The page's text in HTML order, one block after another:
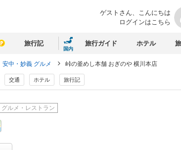
ゲストさん、 こんにちは
ログインはこちら
旅行記
国内
旅行ガイド ホテル
安中・妙義 グルメ 峠の釜めし本舗 おぎのや 横川本店
交通 ホテル 旅行記
グルメ・レストラン